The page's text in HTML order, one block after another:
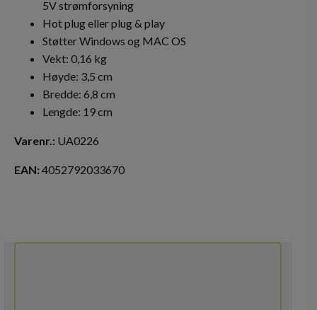
5V strømforsyning
Hot plug eller plug & play
Støtter Windows og MAC OS
Vekt: 0,16 kg
Høyde: 3,5 cm
Bredde: 6,8 cm
Lengde: 19 cm
Varenr.: UA0226
EAN: 4052792033670